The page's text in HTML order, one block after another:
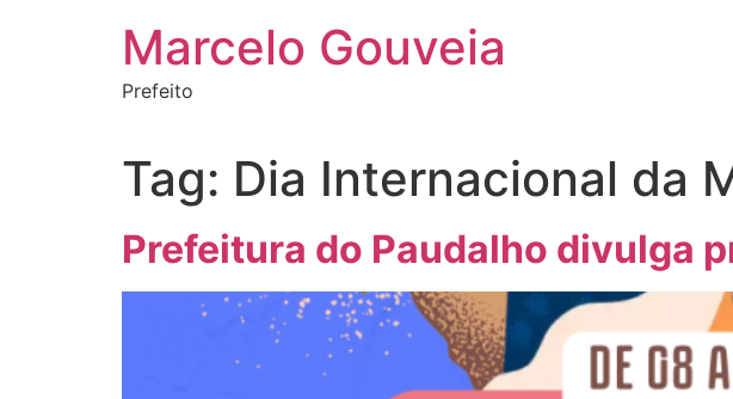
Marcelo Gouveia
Prefeito
Tag: Dia Internacional da
Prefeitura do Paudalho divulga